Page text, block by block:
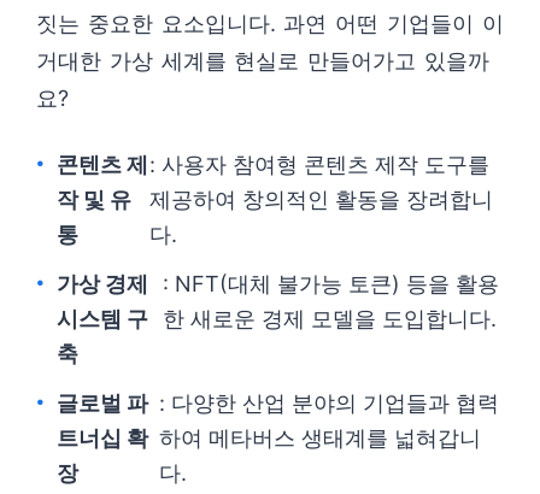
짓는 중요한 요소입니다. 과연 어떤 기업들이 이
거대한 가상 세계를 현실로 만들어가고 있을까
요?
콘텐츠 제
작 및 유
통
: 사용자 참여형 콘텐츠 제작 도구를
제공하여 창의적인 활동을 장려합니
다.
가상 경제
시스템 구
축
: NFT(대체 불가능 토큰) 등을 활용
한 새로운 경제 모델을 도입합니다.
글로벌 파
트너십 확
장
: 다양한 산업 분야의 기업들과 협력
하여 메타버스 생태계를 넓혀갑니
다.